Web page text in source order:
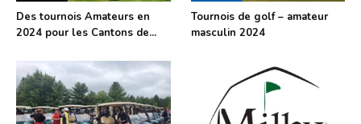
Des tournois Amateurs en
2024 pour les Cantons de...
Tournois de golf – amateur
masculin 2024